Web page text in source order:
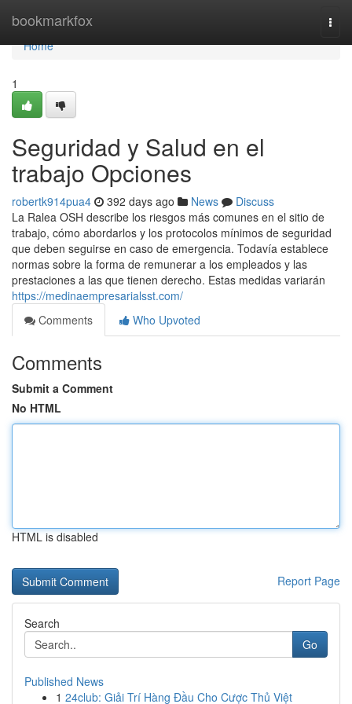
bookmarkfox
Home
Home
1
Seguridad y Salud en el
trabajo Opciones
robertk914pua4 392 days ago News
Discuss
La Ralea OSH describe los riesgos más comunes en el sitio de
trabajo, cómo abordarlos y los protocolos mínimos de seguridad
que deben seguirse en caso de emergencia. Todavía establece
normas sobre la forma de remunerar a los empleados y las
prestaciones a las que tienen derecho. Estas medidas variarán
https://medinaempresarialsst.com/
Comments
Who Upvoted
Comments
Submit a Comment
No HTML
HTML is disabled
Report Page
Search
Go
Published News
1 24club: Giải Trí Hàng Đầu Cho Cược Thủ Việt